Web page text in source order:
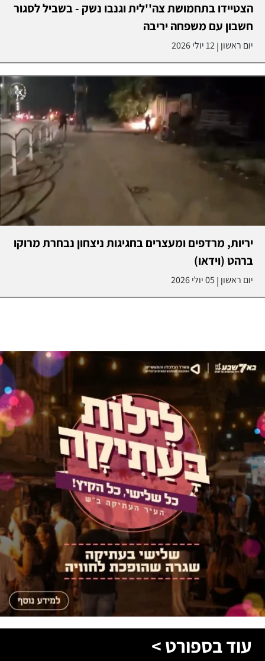
הצטיידו בתחמושת צה''לית וגנבו נשק - בשביל לסגור
חשבון עם משפחה יריבה
יום ראשון |12 יולי 2026
יריות, מרדפים ומעצרים בחגיגות ניצחון נבחרת מרוקו
ברהט (וידאו)
יום ראשון | 05 יולי 2026
עוד בספורט >